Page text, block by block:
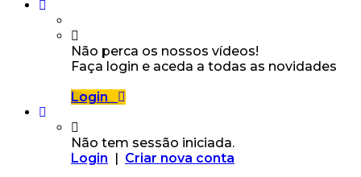
Não perca os nossos vídeos!
Faça login e aceda a todas as novidades
Login
Não tem sessão iniciada.
Login | Criar nova conta